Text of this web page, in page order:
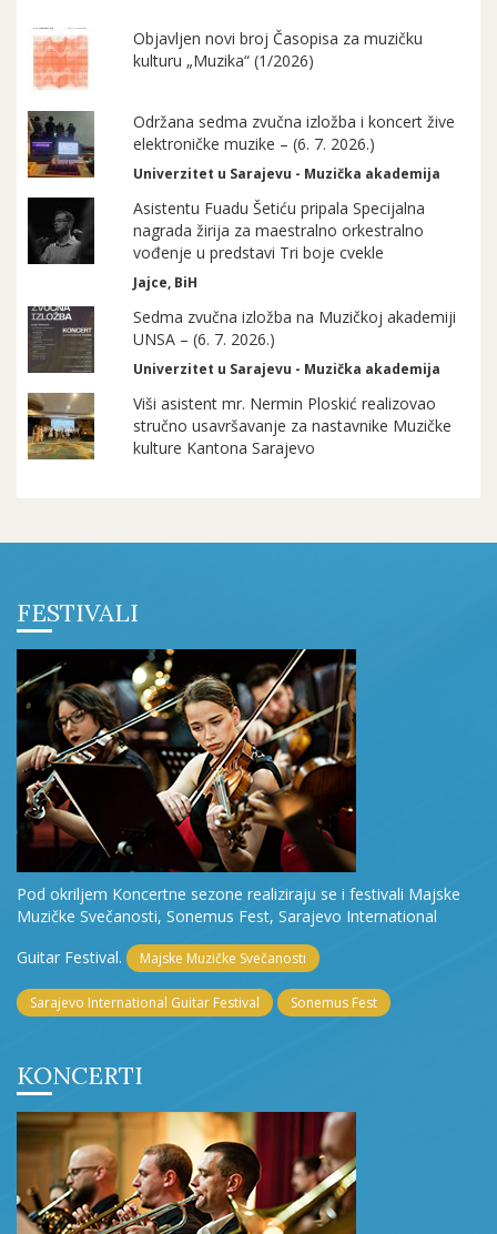
Objavljen novi broj Časopisa za muzičku
kulturu „Muzika“ (1/2026)
Održana sedma zvučna izložba i koncert žive
elektroničke muzike – (6. 7. 2026.)
Univerzitet u Sarajevu - Muzička akademija
Asistentu Fuadu Šetiću pripala Specijalna
nagrada žirija za maestralno orkestralno
vođenje u predstavi Tri boje cvekle
Jajce, BiH
Sedma zvučna izložba na Muzičkoj akademiji
UNSA – (6. 7. 2026.)
Univerzitet u Sarajevu - Muzička akademija
Viši asistent mr. Nermin Ploskić realizovao
stručno usavršavanje za nastavnike Muzičke
kulture Kantona Sarajevo
FESTIVALI
Pod okriljem Koncertne sezone realiziraju se i festivali Majske
Muzičke Svečanosti, Sonemus Fest, Sarajevo International
Guitar Festival.
Majske Muzičke Svečanosti
Sarajevo International Guitar Festival Sonemus Fest
KONCERTI